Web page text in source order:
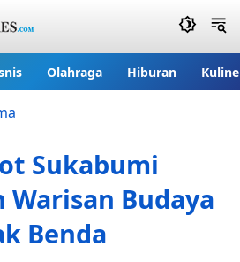
Olahraga Hiburan
Sukabumi
Budaya
Benda